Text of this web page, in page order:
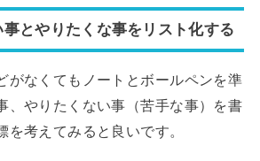
とやりたくな事をリスト化する
がなくてもノートとボールペンを準
、やりたくない事（苦手な事）を書
を考えてみると良いです。